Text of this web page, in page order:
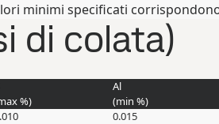
minimi specificati
di colata)
%)
Al
(min %)
0.015